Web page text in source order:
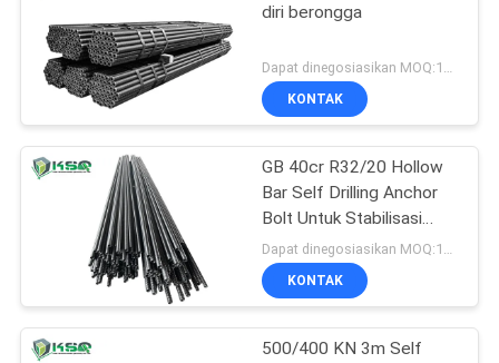
diri berongga
Dapat dinegosiasikan MOQ:100 Meter / Meter
KONTAK
GB 40cr R32/20 Hollow
Bar Self Drilling Anchor
Bolt Untuk Stabilisasi
Lereng
Dapat dinegosiasikan MOQ:10 buah
KONTAK
500/400 KN 3m Self